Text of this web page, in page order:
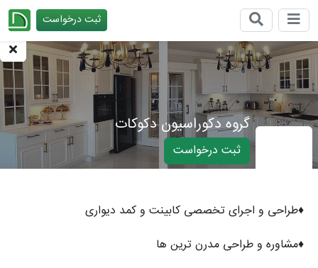
ثبت درخواست
گروه دکوراسیون دکوکات
ثبت درخواست
♦️طراحی و اجرای تخصصی کابینت و کمد دیواری
♦️مشاوره و طراحی مدرن ترین ها